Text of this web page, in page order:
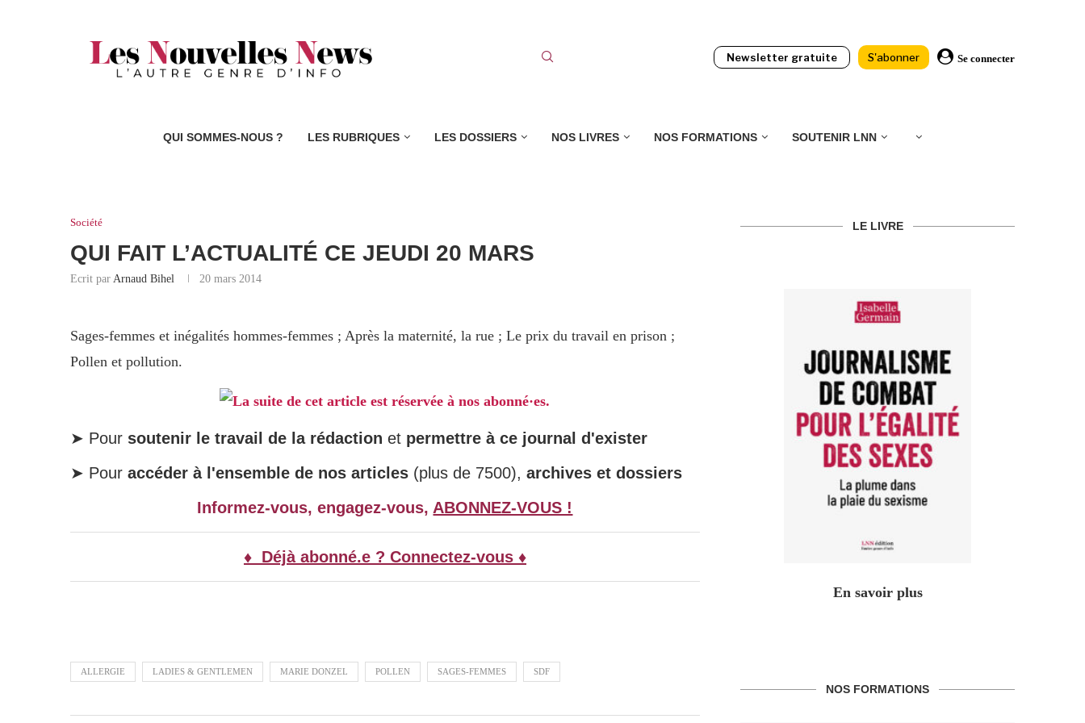
Newsletter gratuite S'abonner Se connecter
QUI SOMMES-NOUS ? LES RUBRIQUES LES DOSSIERS NOS LIVRES NOS FORMATIONS SOUTENIR LNN
Société
QUI FAIT L’ACTUALITÉ CE JEUDI 20 MARS
Ecrit par Arnaud Bihel 20 mars 2014
Sages-femmes et inégalités hommes-femmes ; Après la maternité, la rue ; Le prix du travail en prison ;
Pollen et pollution.
La suite de cet article est réservée à nos abonné·es.
➤ Pour soutenir le travail de la rédaction et permettre à ce journal d'exister
➤ Pour accéder à l'ensemble de nos articles (plus de 7500), archives et dossiers
Informez-vous, engagez-vous, ABONNEZ-VOUS !
♦ Déjà abonné.e ? Connectez-vous ♦
ALLERGIE LADIES & GENTLEMEN MARIE DONZEL POLLEN SAGES-FEMMES SDF
LE LIVRE
En savoir plus
NOS FORMATIONS